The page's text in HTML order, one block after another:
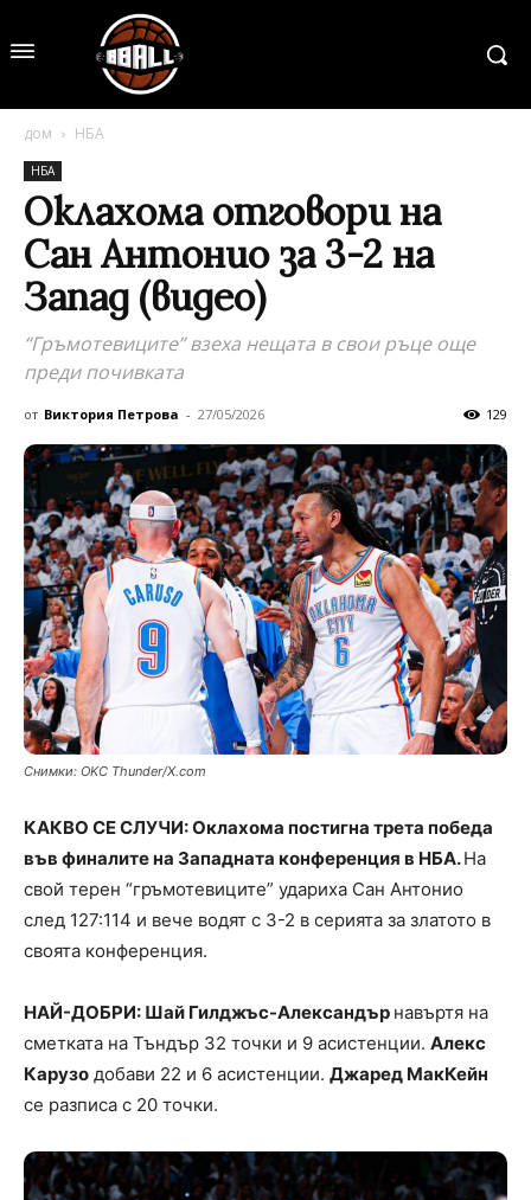
дом НБА
НБА
Оклахома отговори на
Сан Антонио за 3-2 на
Запад (видео)
“Гръмотевиците” взеха нещата в свои ръце още
преди почивката
от Виктория Петрова - 27/05/2026 129
Снимки: OKC Thunder/X.com
КАКВО СЕ СЛУЧИ: Оклахома постигна трета победа
във финалите на Западната конференция в НБА.На
свой терен “гръмотевиците” удариха Сан Антонио
след 127:114 и вече водят с 3-2 в серията за златото в
своята конференция.
НАЙ-ДОБРИ: Шай Гилджъс-Александър навъртя на
сметката на Тъндър 32 точки и 9 асистенции. Алекс
Карузо добави 22 и 6 асистенции. Джаред МакКейн
се разписа с 20 точки.